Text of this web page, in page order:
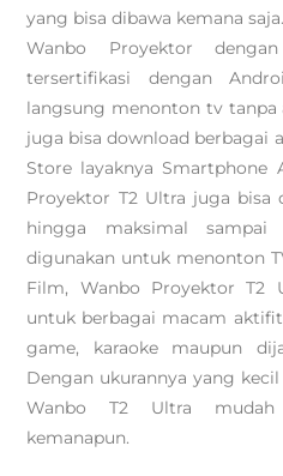
yang bisa dibawa kemana saja.
Wanbo Proyektor
tersertifikasi dengan
langsung menonton tv tanpa
juga bisa download berbagai
Store layaknya Smartphone
Proyektor T2 Ultra juga bisa
hingga maksimal
digunakan untuk menonton
Film, Wanbo Proyektor T2
untuk berbagai macam
game, karaoke maupun
Dengan ukurannya yang
Wanbo T2 Ultra
kemanapun.